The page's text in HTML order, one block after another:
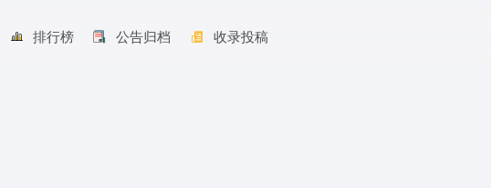
排行榜 公告归档 收录投稿